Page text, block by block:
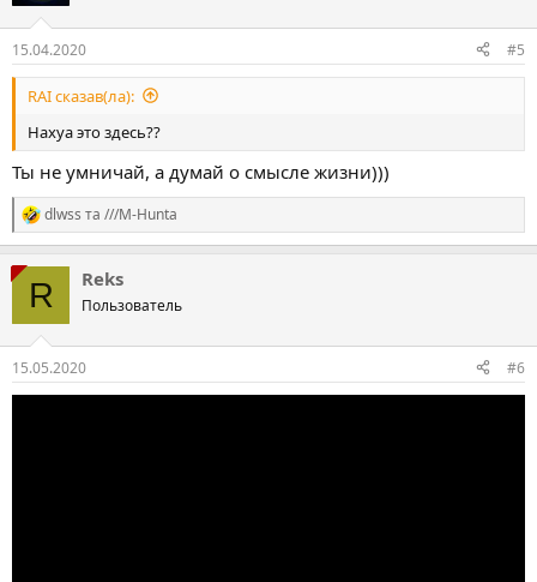
15.04.2020 #5
RAI сказав(ла):
Нахуа это здесь??
Ты не умничай, а думай о смысле жизни)))
Р
е
а
dlwss та ///М-Hunta
R Reks
Пользователь
15.05.2020 #6